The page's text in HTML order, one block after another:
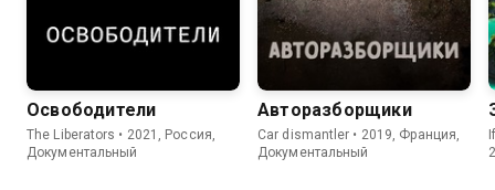
Освободители
The Liberators • 2021, Россия,
Документальный
Авторазборщики
Car dismantler • 2019, Франция,
Документальный